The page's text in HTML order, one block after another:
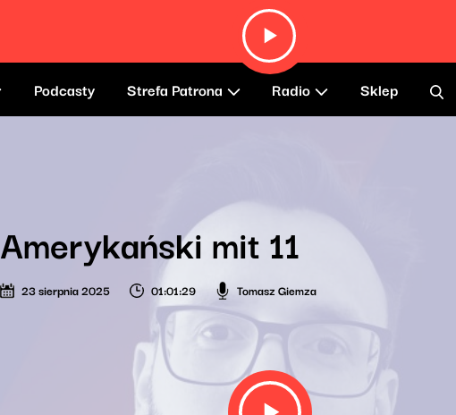
Podcasty Strefa Patrona Radio Sklep
Amerykański mit 11
23 sierpnia 2025 01:01:29 Tomasz Giemza